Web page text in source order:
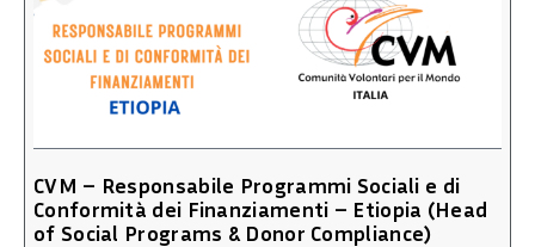
CVM – Responsabile Programmi Sociali e di
Conformità dei Finanziamenti – Etiopia (Head
of Social Programs & Donor Compliance)